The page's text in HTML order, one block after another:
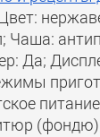
Да;